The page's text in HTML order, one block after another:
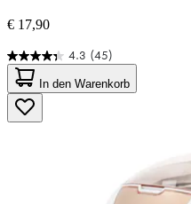
€ 17,90
4.3 (45)
4.3
von
5
Sternen.
45
In den Warenkorb